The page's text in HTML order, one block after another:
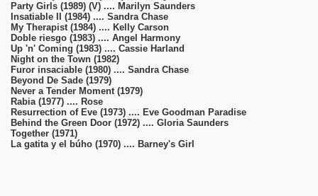
Party Girls (1989) (V) .... Marilyn Saunders
Insatiable II (1984) .... Sandra Chase
My Therapist (1984) .... Kelly Carson
Doble riesgo (1983) .... Angel Harmony
Up 'n' Coming (1983) .... Cassie Harland
Night on the Town (1982)
Furor insaciable (1980) .... Sandra Chase
Beyond De Sade (1979)
Never a Tender Moment (1979)
Rabia (1977) .... Rose
Resurrection of Eve (1973) .... Eve Goodman Paradise
Behind the Green Door (1972) .... Gloria Saunders
Together (1971)
La gatita y el búho (1970) .... Barney's Girl